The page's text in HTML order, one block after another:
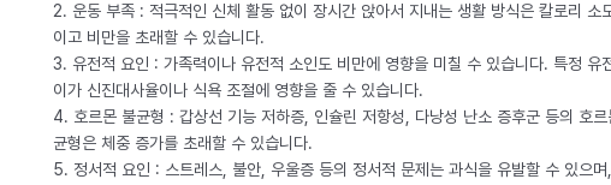
2. 운동 부족 : 적극적인 신체 활동 없이 장시간 앉아서 지내는 생활 방식은 칼로리 소
이고 비만을 초래할 수 있습니다.
3. 유전적 요인 : 가족력이나 유전적 소인도 비만에 영향을 미칠 수 있습니다. 특정 유
이가 신진대사율이나 식욕 조절에 영향을 줄 수 있습니다.
4. 호르몬 불균형 : 갑상선 기능 저하증, 인슐린 저항성, 다낭성 난소 증후군 등의 호르
균형은 체중 증가를 초래할 수 있습니다.
5. 정서적 요인 : 스트레스, 불안, 우울증 등의 정서적 문제는 과식을 유발할 수 있으